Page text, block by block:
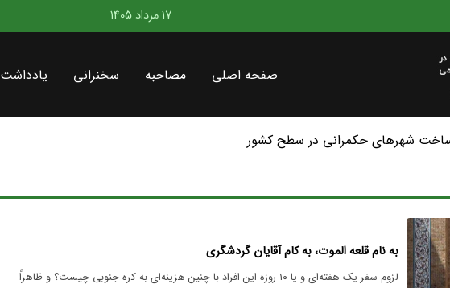
17 مرداد 1405
صفحه اصلی مصاحبه سخنرانی یادداشت
ساخت شهرهای حکمرانی در سطح کشور
به نام قلعه الموت، به کام آقایان گردشگری
لزوم سفر یک هفته‌ای و یا ۱۰ روزه این افراد با چنین هزینه‌ای به کره جنوبی چیست؟ و ظاهراً